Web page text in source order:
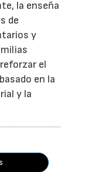
la enseña
de
y
el
en la
y la